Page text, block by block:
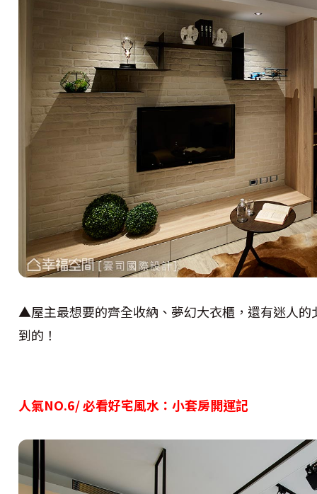
▲屋主最想要的齊全收納、夢幻大衣櫃，還有迷人
到的！
人氣NO.6/ 必看好宅風水：小套房開運記